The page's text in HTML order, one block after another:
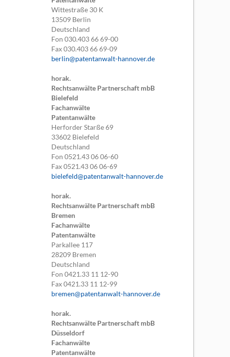
Wittestraße 30 K
13509 Berlin
Deutschland
Fon030.403 66 69-00
Fax030.403 66 69-09
berlin@patentanwalt-hannover.de
horak.
Rechtsanwälte Partnerschaft mbB
Bielefeld
Fachanwälte
Patentanwälte
Herforder Starße 69
33602 Bielefeld
Deutschland
Fon0521.43 06 06-60
Fax0521.43 06 06-69
bielefeld@patentanwalt-hannover.de
horak.
Rechtsanwälte Partnerschaft mbB
Bremen
Fachanwälte
Patentanwälte
Parkallee 117
28209 Bremen
Deutschland
Fon0421.33 11 12-90
Fax0421.33 11 12-99
bremen@patentanwalt-hannover.de
horak.
Rechtsanwälte Partnerschaft mbB
Düsseldorf
Fachanwälte
Patentanwälte